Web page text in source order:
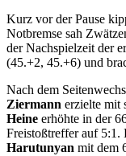
Kurz vor der Pause
Notbremse sah
der Nachspielzeit der
(45.+2, 45.+6) und
Nach dem
Ziermann erzielte mit
Heine erhöhte in der
Freistoßtreffer auf 5:1.
Harutunyan mit dem